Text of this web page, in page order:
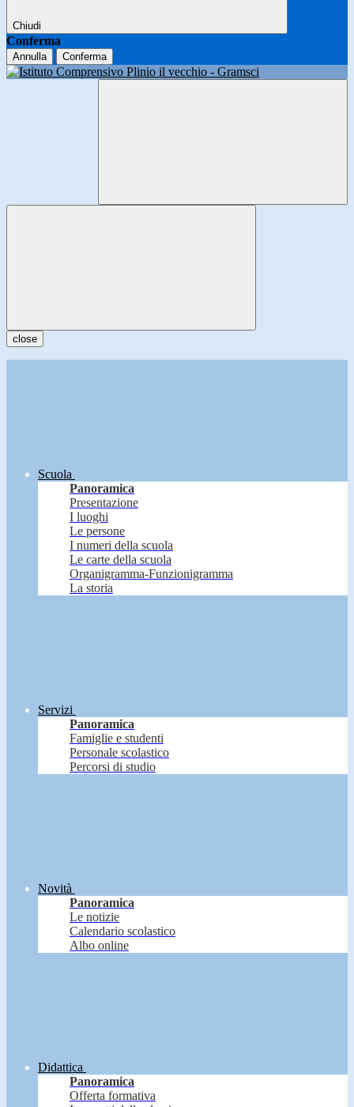
Chiudi
Conferma
Annulla Conferma
close
Scuola
Panoramica
Presentazione
I luoghi
Le persone
I numeri della scuola
Le carte della scuola
Organigramma-Funzionigramma
La storia
Servizi
Panoramica
Famiglie e studenti
Personale scolastico
Percorsi di studio
Novità
Panoramica
Le notizie
Calendario scolastico
Albo online
Didattica
Panoramica
Offerta formativa